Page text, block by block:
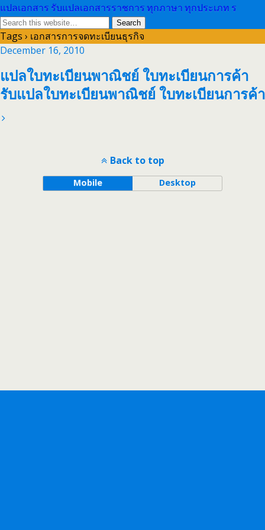
แปลเอกสาร รับแปลเอกสารราชการ ทุกภาษา ทุกประเภท ร
Tags › เอกสารการจดทะเบียนธุรกิจ
December 16, 2010
แปลใบทะเบียนพาณิชย์ ใบทะเบียนการค้า
รับแปลใบทะเบียนพาณิชย์ ใบทะเบียนการค้า
Back to top
Mobile Desktop